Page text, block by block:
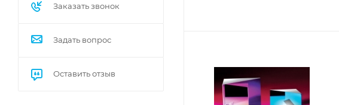
Заказать звонок
Задать вопрос
Оставить отзыв